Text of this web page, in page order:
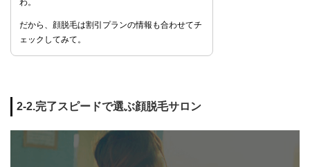
わ。
だから、顔脱毛は割引プランの情報も合わせてチ
ェックしてみて。
2-2.完了スピードで選ぶ顔脱毛サロン